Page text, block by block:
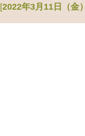
[2022年3月11日（金